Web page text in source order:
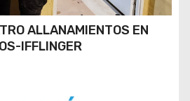
ALLANAMIENTOS EN
IFFLINGER